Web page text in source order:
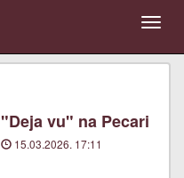
"Deja vu" na Pecari
15.03.2026. 17:11